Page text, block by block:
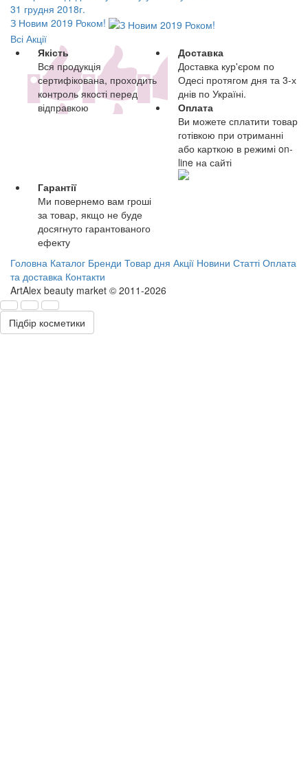
31 грудня 2018г.
З Новим 2019 Роком!
Всі Акції
Якість
Вся продукція
сертифікована, проходить
контроль якості перед
відправкою
Доставка
Доставка кур'єром по
Одесі протягом дня та 3-х
днів по Україні.
Оплата
Ви можете сплатити товар
готівкою при отриманні
або карткою в режимі on-
line на сайті
Гарантії
Ми повернемо вам гроші
за товар, якщо не буде
досягнуто гарантованого
ефекту
Головна Каталог Бренди Товар дня Акції Новини Статті Оплата
та доставка Контакти
ArtAlex beauty market © 2011-2026
Підбір косметики